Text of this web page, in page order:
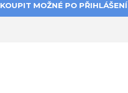
KOUPIT MOŽNÉ PO PŘIHLÁŠENÍ